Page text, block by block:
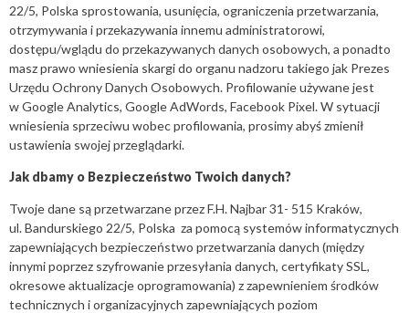
22/5, Polska sprostowania, usunięcia, ograniczenia przetwarzania,
otrzymywania i przekazywania innemu administratorowi,
dostępu/wglądu do przekazywanych danych osobowych, a ponadto
masz prawo wniesienia skargi do organu nadzoru takiego jak Prezes
Urzędu Ochrony Danych Osobowych. Profilowanie używane jest
w Google Analytics, Google AdWords, Facebook Pixel. W sytuacji
wniesienia sprzeciwu wobec profilowania, prosimy abyś zmienił
ustawienia swojej przeglądarki.
Jak dbamy o Bezpieczeństwo Twoich danych?
Twoje dane są przetwarzane przez F.H. Najbar 31- 515 Kraków,
ul. Bandurskiego 22/5, Polska za pomocą systemów informatycznych
zapewniających bezpieczeństwo przetwarzania danych (między
innymi poprzez szyfrowanie przesyłania danych, certyfikaty SSL,
okresowe aktualizacje oprogramowania) z zapewnieniem środków
technicznych i organizacyjnych zapewniających poziom